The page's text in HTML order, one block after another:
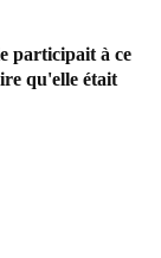
participait à ce
qu'elle était